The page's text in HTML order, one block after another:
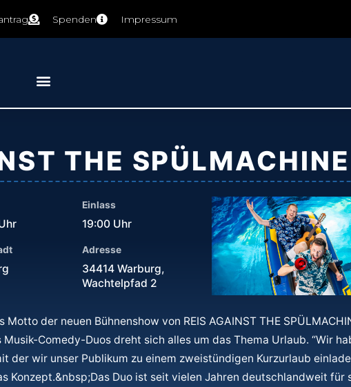
Spenden Impressum
THE SPÜLMACHINE
Einlass
19:00 Uhr
Adresse
34414 Warburg,
Wachtelpfad 2
Motto der neuen Bühnenshow von REIS AGAINST THE
Comedy-Duos dreht sich alles um das Thema Urlaub. “Wir
der wir unser Publikum zu einem zweistündigen Kurzurlaub
Konzept.&nbsp;Das Duo ist seit vielen Jahren deutschlandweit für